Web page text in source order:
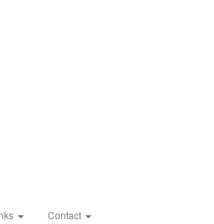
Contact